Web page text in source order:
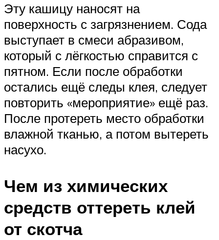
Эту кашицу наносят на
поверхность с загрязнением. Сода
выступает в смеси абразивом,
который с лёгкостью справится с
пятном. Если после обработки
остались ещё следы клея, следует
повторить «мероприятие» ещё раз.
После протереть место обработки
влажной тканью, а потом вытереть
насухо.
Чем из химических
средств оттереть клей
от скотча